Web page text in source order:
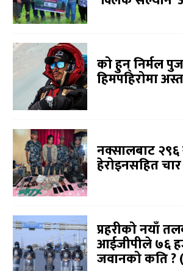
को हुन् निर्मल
हिमपहिरोमा
नक्सालबाट २९६
हेरोइनसहित चार
प्रहरीको नयाँ
आईजीपीले ७६
जवानको कति ?